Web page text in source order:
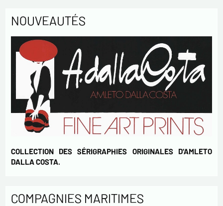
NOUVEAUTÉS
COLLECTION DES SÉRIGRAPHIES ORIGINALES D'AMLETO
DALLA COSTA.
COMPAGNIES MARITIMES